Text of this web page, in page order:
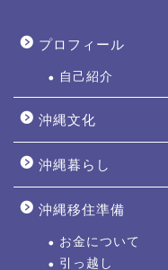
プロフィール
自己紹介
沖縄文化
沖縄暮らし
沖縄移住準備
お金について
引っ越し